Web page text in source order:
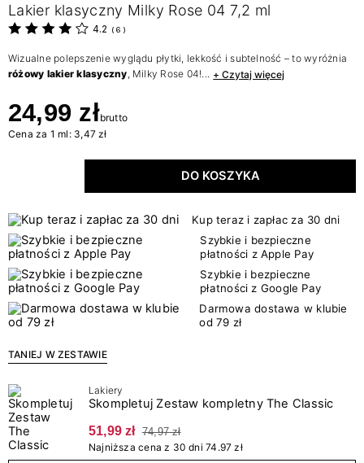
Lakier klasyczny Milky Rose 04 7,2 ml
4.2 ( 6 )
Wizualne polepszenie wyglądu płytki, lekkość i subtelność – to wyróżnia
różowy lakier klasyczny, Milky Rose 04!... + Czytaj więcej
24,99 złbrutto
Cena za 1 ml: 3,47 zł
DO KOSZYKA
Kup teraz i zapłac za 30 dni
Szybkie i bezpieczne
płatności z Apple Pay
Szybkie i bezpieczne
płatności z Google Pay
Darmowa dostawa w klubie
od 79 zł
TANIEJ W ZESTAWIE
Lakiery
Skompletuj Zestaw kompletny The Classic
51,99 zł 74,97 zł
Najniższa cena z 30 dni 74.97 zł